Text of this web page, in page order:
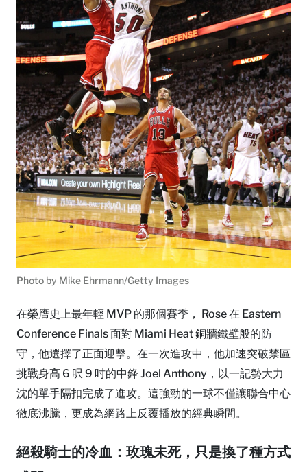
Photo by Mike Ehrmann/Getty Images
在榮膺史上最年輕 MVP 的那個賽季， Rose 在 Eastern
Conference Finals 面對 Miami Heat 銅牆鐵壁般的防
守，他選擇了正面迎擊。在一次進攻中，他加速突破禁區
挑戰身高 6 呎 9 吋的中鋒 Joel Anthony，以一記勢大力
沈的單手隔扣完成了進攻。這強勁的一球不僅讓聯合中心
徹底沸騰，更成為網路上反覆播放的經典瞬間。
絕殺騎士的冷血：玫瑰未死，只是換了種方式